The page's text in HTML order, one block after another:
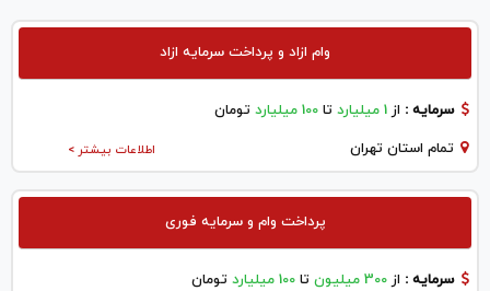
وام ازاد و پرداخت سرمایه ازاد
سرمایه : از 1 میلیارد تا 100 میلیارد تومان
اطلاعات بیشتر > تمام استان تهران
پرداخت وام و سرمایه فوری
سرمایه : از 300 میلیون تا 100 میلیارد تومان